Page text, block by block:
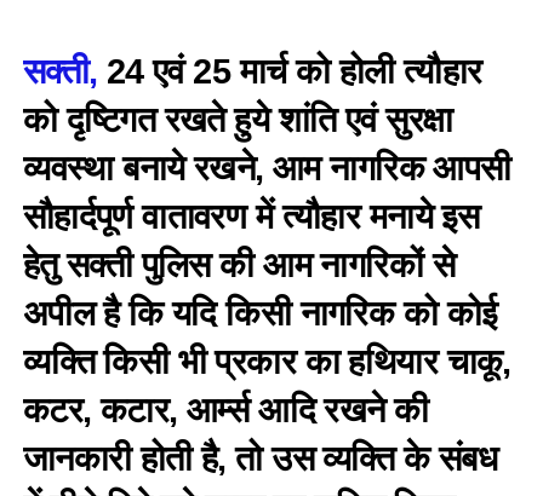
सक्ती, 24 एवं 25 मार्च को होली त्यौहार
को दृष्टिगत रखते हुये शांति एवं सुरक्षा
व्यवस्था बनाये रखने, आम नागरिक आपसी
सौहार्दपूर्ण वातावरण में त्यौहार मनाये इस
हेतु सक्ती पुलिस की आम नागरिकों से
अपील है कि यदि किसी नागरिक को कोई
व्यक्ति किसी भी प्रकार का हथियार चाकू,
कटर, कटार, आर्म्स आदि रखने की
जानकारी होती है, तो उस व्यक्ति के संबध